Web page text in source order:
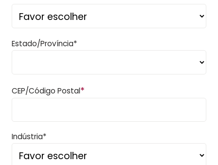
Estado/Província*
CEP/Código Postal*
Indústria*